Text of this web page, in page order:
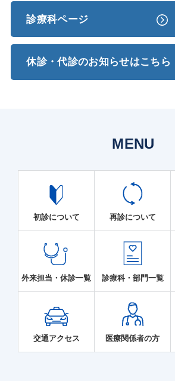
診療科ページ
休診・代診のお知らせはこちら
MENU
初診について 再診について
外来担当・休診一覧 診療科・部門一覧
交通アクセス 医療関係者の方